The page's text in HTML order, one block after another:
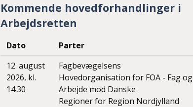
Kommende hovedforhandlinger i
Arbejdsretten
Dato Parter
12. august
2026, kl.
14.30
Fagbevægelsens
Hovedorganisation for FOA - Fag og
Arbejde mod Danske
Regioner for Region Nordjylland